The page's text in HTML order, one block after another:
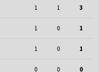
1 1 3
1 0 1
1 0 1
0 0 0